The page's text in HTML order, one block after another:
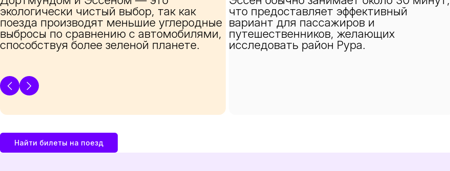
экологически чистый выбор, так как
поезда производят меньшие углеродные
выбросы по сравнению с автомобилями,
способствуя более зеленой планете.
что предоставляет эффективный
вариант для пассажиров и
путешественников, желающих
исследовать район Рура.
Найти билеты на поезд